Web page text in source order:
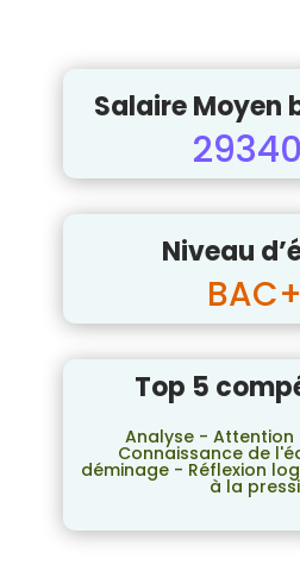
Salaire Moyen
Niveau
Top 5
Analyse - Attention
Connaissance de
déminage - Réflexion
à la